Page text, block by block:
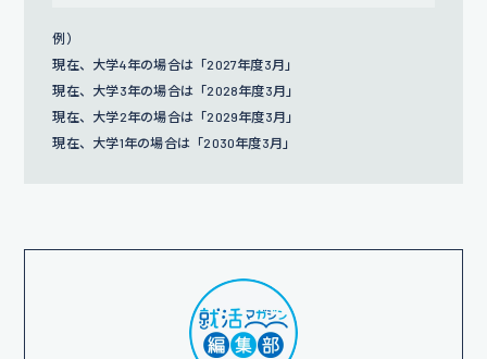
例）
現在、大学4年の場合は「2027年度3月」
現在、大学3年の場合は「2028年度3月」
現在、大学2年の場合は「2029年度3月」
現在、大学1年の場合は「2030年度3月」